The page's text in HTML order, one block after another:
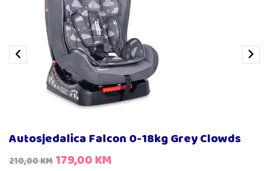
Autosjedalica Falcon 0-18kg Grey Clowds
210,00KM 179,00KM